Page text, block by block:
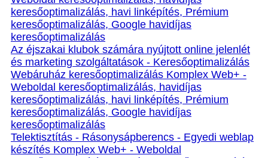
keresőoptimalizálás, havi linképítés, Prémium
keresőoptimalizálás, Google havidíjas
keresőoptimalizálás
Az éjszakai klubok számára nyújtott online jelenlét
és marketing szolgáltatások - Keresőoptimalizálás
Webáruház keresőoptimalizálás Komplex Web+ -
Weboldal keresőoptimalizálás, havidíjas
keresőoptimalizálás, havi linképítés, Prémium
keresőoptimalizálás, Google havidíjas
keresőoptimalizálás
Telektisztítás - Rásonysápberencs - Egyedi weblap
készítés Komplex Web+ - Weboldal